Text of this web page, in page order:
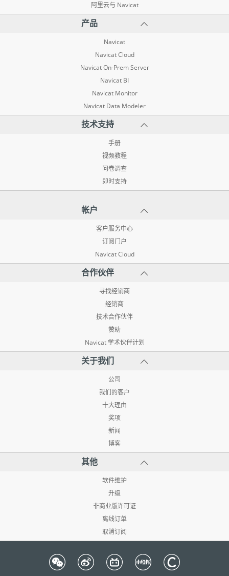
阿里云与 Navicat
产品
Navicat
Navicat Cloud
Navicat On-Prem Server
Navicat BI
Navicat Monitor
Navicat Data Modeler
技术支持
手册
视频教程
问卷调查
即时支持
帐户
客户服务中心
订阅门户
Navicat Cloud
合作伙伴
寻找经销商
经销商
技术合作伙伴
赞助
Navicat 学术伙伴计划
关于我们
公司
我们的客户
十大理由
奖项
新闻
博客
其他
软件维护
升级
非商业版许可证
离线订单
取消订阅